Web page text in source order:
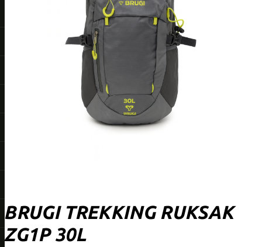
BRUGI TREKKING RUKSAK
ZG1P 30L